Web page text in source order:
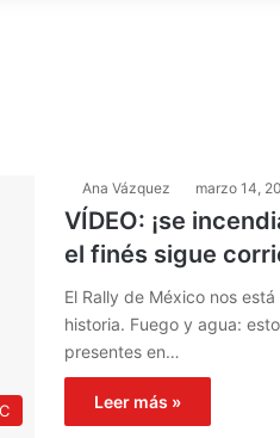
Ana Vázquez marzo 14,
VÍDEO: ¡se
el finés sigue
El Rally de México nos
historia. Fuego y agua:
presentes en…
Leer más »